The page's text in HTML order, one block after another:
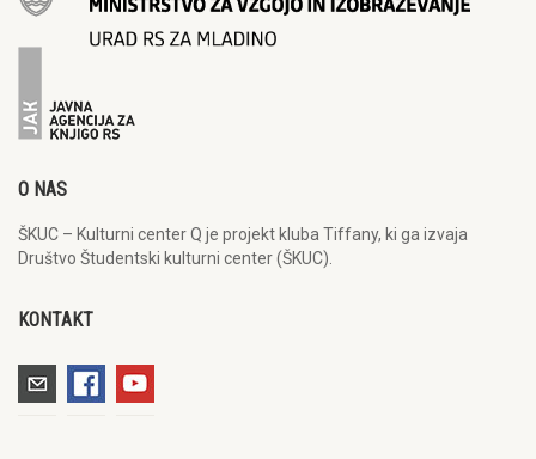
O NAS
ŠKUC – Kulturni center Q je projekt kluba Tiffany, ki ga izvaja
Društvo Študentski kulturni center (ŠKUC).
KONTAKT